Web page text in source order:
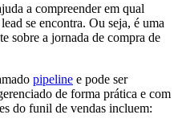
a compreender em qual
se encontra. Ou seja, é uma
sobre a jornada de compra de
pipeline e pode ser
de forma prática e com
do funil de vendas incluem: